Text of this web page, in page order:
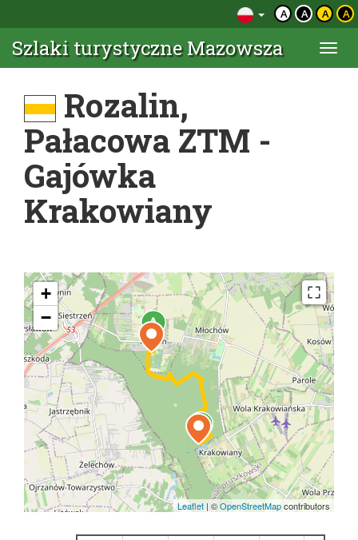
A A A A
Szlaki turystyczne Mazowsza
Rozalin,
Pałacowa ZTM -
Gajówka
Krakowiany
+
−
Leaflet |©OpenStreetMapcontributors